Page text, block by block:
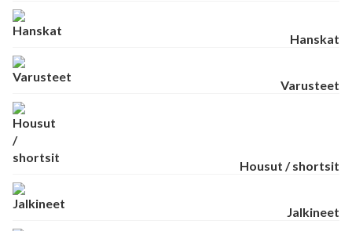
Hanskat
Varusteet
Housut / shortsit
Jalkineet